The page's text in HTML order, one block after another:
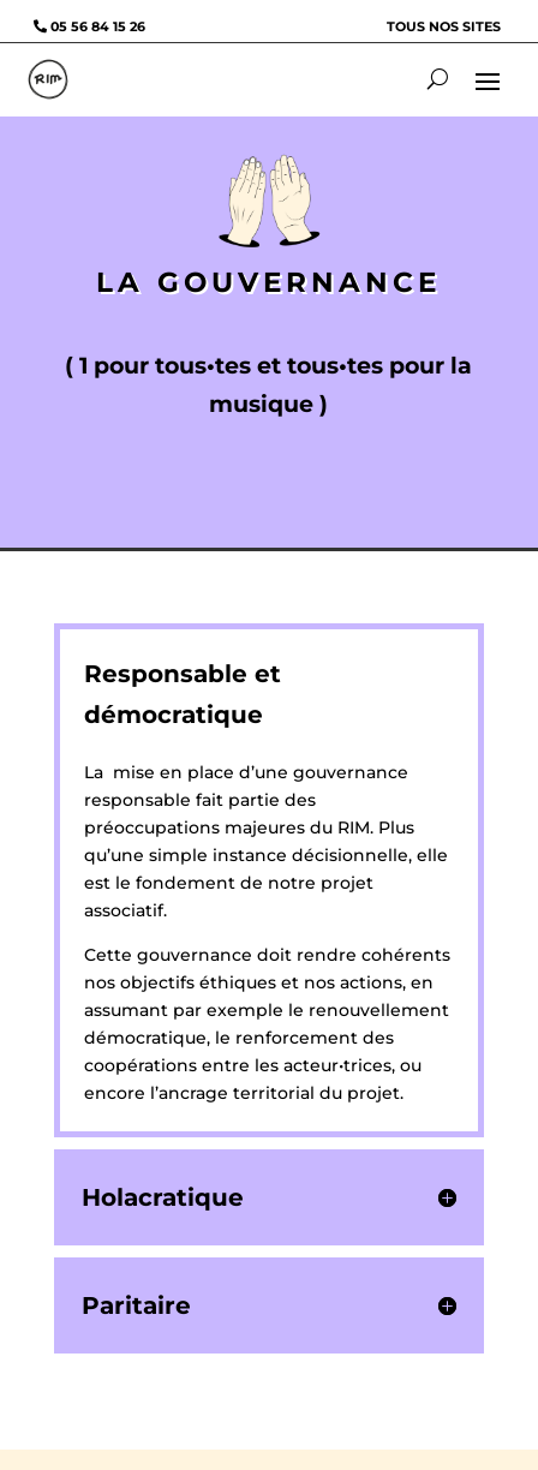
05 56 84 15 26 TOUS NOS SITES
LA GOUVERNANCE
( 1 pour tous•tes et tous•tes pour la
musique )
Responsable et
démocratique
La mise en place d’une gouvernance
responsable fait partie des
préoccupations majeures du RIM. Plus
qu’une simple instance décisionnelle, elle
est le fondement de notre projet
associatif.
Cette gouvernance doit rendre cohérents
nos objectifs éthiques et nos actions, en
assumant par exemple le renouvellement
démocratique, le renforcement des
coopérations entre les acteur•trices, ou
encore l’ancrage territorial du projet.
Holacratique
Paritaire